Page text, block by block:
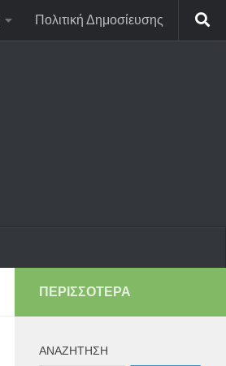
Πολιτική Δημοσίευσης
ΠΕΡΙΣΣΌΤΕΡΑ
ΑΝΑΖΉΤΗΣΗ